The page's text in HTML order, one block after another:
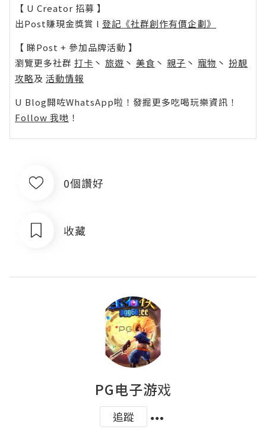
【 U Creator 招募 】
出Post賺現金獎賞 l 登記《社群創作有價企劃》
【 睇Post + 參加品牌活動 】
瀏覽更多社群 打卡 丶 旅遊 丶 美食 丶 親子 丶 寵物 丶 扮靚
攻略及 活動情報
U Blog開咗WhatsApp啦！發掘更多吃喝玩樂資訊！
Follow 我哋 ！
0個讚好
收藏
PG电子游戏
追蹤